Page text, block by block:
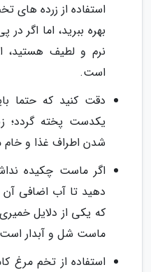
بهره ببرید، اما اگر
نرم و لطیف هستید،
است.
دقت کنید که حتما
یکدست پخته گردد؛
شدن اطراف غذا و
اگر ماست چکیده
دهید تا آب اضافی آن
که یکی از دلایل
ماست شل و آبدار
استفاده از تخم مرغ